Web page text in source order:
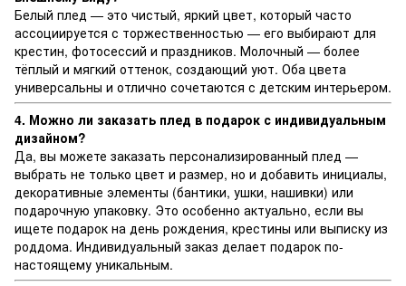
Белый плед — это чистый, яркий цвет, который часто
ассоциируется с торжественностью — его выбирают для
крестин, фотосессий и праздников. Молочный — более
тёплый и мягкий оттенок, создающий уют. Оба цвета
универсальны и отлично сочетаются с детским интерьером.
4. Можно ли заказать плед в подарок с индивидуальным
дизайном?
Да, вы можете заказать персонализированный плед —
выбрать не только цвет и размер, но и добавить инициалы,
декоративные элементы (бантики, ушки, нашивки) или
подарочную упаковку. Это особенно актуально, если вы
ищете подарок на день рождения, крестины или выписку из
роддома. Индивидуальный заказ делает подарок по-
настоящему уникальным.